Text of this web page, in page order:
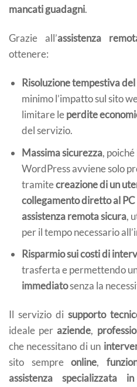
mancati guadagni.
Grazie all’assistenza
ottenere:
Risoluzione tempestiva
minimo l’impatto sul sito
limitare leperdite
del servizio.
Massima sicurezza, poiché
WordPress avviene solo
tramitecreazione di un
collegamento diretto al PC
assistenza remota sicura,
per il tempo necessario
Risparmio sui costi di
trasferta e permettendo
immediatosenza la
Il servizio di supporto
ideale peraziende,
che necessitano di un
sito sempre online,
assistenza specializzata